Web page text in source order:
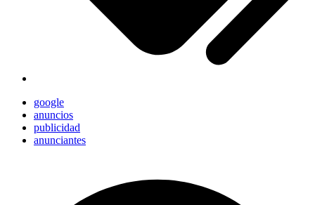
google
anuncios
publicidad
anunciantes